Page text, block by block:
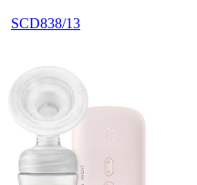
SCD838/13